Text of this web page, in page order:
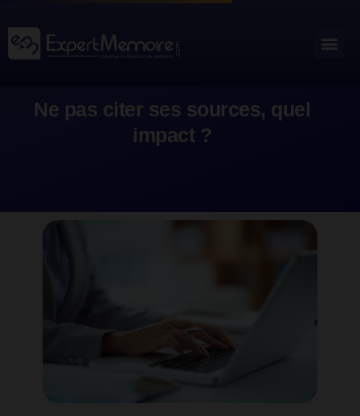
au
contenu
Ne pas citer ses sources, quel
impact ?